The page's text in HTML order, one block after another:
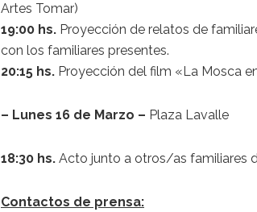
Artes Tomar)
19:00 hs. Proyección de relatos de
con los familiares presentes.
20:15 hs. Proyección del film «La Mosca
– Lunes 16 de Marzo – Plaza Lavalle
18:30 hs. Acto junto a otros/as familiares
Contactos de prensa: